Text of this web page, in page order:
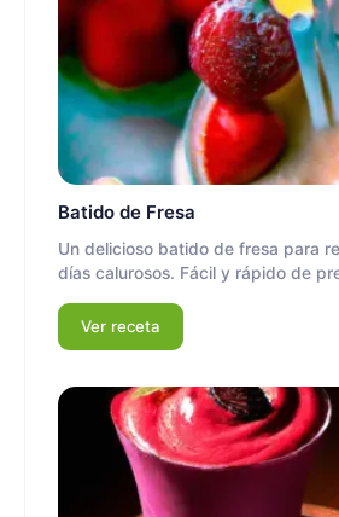
Batido de Fresa
Un delicioso batido de fresa para
días calurosos. Fácil y rápido de
Ver receta